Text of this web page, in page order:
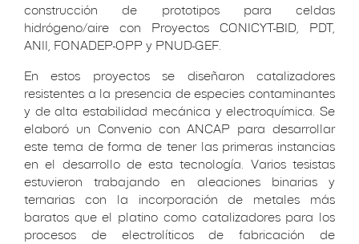
construcción de prototipos para celdas
hidrógeno/aire con Proyectos CONICYT-BID, PDT,
ANII, FONADEP-OPP y PNUD-GEF.
En estos proyectos se diseñaron catalizadores
resistentes a la presencia de especies contaminantes
y de alta estabilidad mecánica y electroquímica. Se
elaboró un Convenio con ANCAP para desarrollar
este tema de forma de tener las primeras instancias
en el desarrollo de esta tecnología. Varios tesistas
estuvieron trabajando en aleaciones binarias y
ternarias con la incorporación de metales más
baratos que el platino como catalizadores para los
procesos de electrolíticos de fabricación de